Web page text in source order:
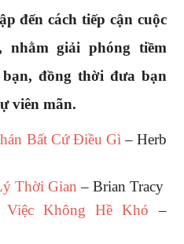
đến cách tiếp cận cuộc
nhằm giải phóng tiềm
đồng thời đưa bạn
viên mãn.
Bất Cứ Điều Gì – Herb
Thời Gian – Brian Tracy
Việc Không Hề Khó –